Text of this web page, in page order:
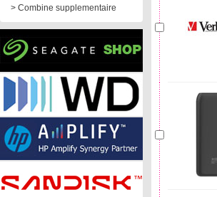
> Combine supplementaire